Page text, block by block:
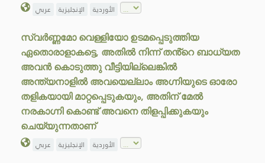
عربي الإنجليزية الأوردية
സ്വർണ്ണമോ വെള്ളിയോ ഉടമപ്പെടുത്തിയ
ഏതൊരാളാകട്ടെ, അതിൽ നിന്ന് തൻ്റെ ബാധ്യത
അവൻ കൊടുത്തു വീട്ടിയില്ലെങ്കിൽ
അന്ത്യനാളിൽ അവയെല്ലാം അഗ്നിയുടെ ഓരോ
തളികയായി മാറ്റപ്പെടുകയും, അതിന് മേൽ
നരകാഗ്നി കൊണ്ട് അവനെ തിളപ്പിക്കുകയും
ചെയ്യുന്നതാണ്
عربي الإنجليزية الأوردية